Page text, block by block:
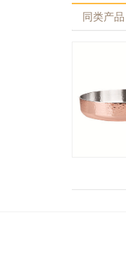
同类产品